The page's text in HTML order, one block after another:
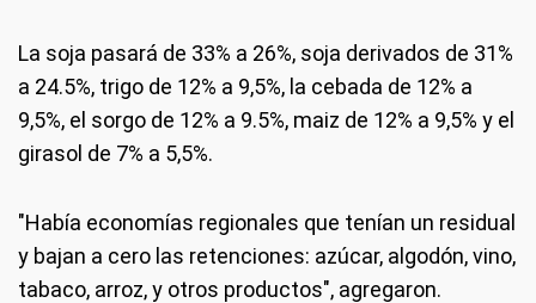
La soja pasará de 33% a 26%, soja derivados de 31%
a 24.5%, trigo de 12% a 9,5%, la cebada de 12% a
9,5%, el sorgo de 12% a 9.5%, maiz de 12% a 9,5% y el
girasol de 7% a 5,5%.
"Había economías regionales que tenían un residual
y bajan a cero las retenciones: azúcar, algodón, vino,
tabaco, arroz, y otros productos", agregaron.